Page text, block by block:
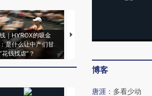
｜HYROX的吸金
是什么让中产们甘
花钱找虐”？
马航飞行员跨国走私7万
博客
唐涯 ： 多看少动